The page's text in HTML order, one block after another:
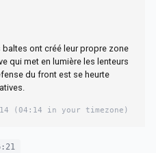
baltes ont créé leur propre zone
qui met en lumière les lenteurs
du front est se heurte
(04:14 in your timezone)